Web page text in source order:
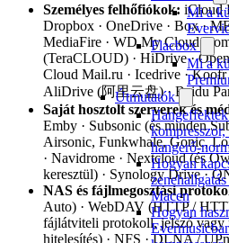
Mi a
Flacbox
Mi a
Útmutatók
hangerő-
Hogyan
Macen
Hogyan
Személyes felhőfiókok: iCloud
Dropbox · OneDrive · Box ·
MediaFire · WD My Cloud
(TeraCLOUD) · HiDrive ·
Cloud Mail.ru · Icedrive · Koofr
AliDrive (阿里云盘) · Baidu
Saját hosztolt szerverek és
Emby · Subsonic (és minden
Airsonic, Funkwhale, Gonic,
· Navidrome · Nextcloud (és
keresztül) · Synology Drive ·
NAS és fájlmegosztási
Auto) · WebDAV (HTTP /
fájlátviteli protokoll, jelszó vagy
hitelesítés) · NFS · DLNA /